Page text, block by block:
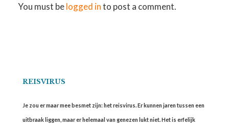
You must belogged into post a comment.
REISVIRUS
Je zou er maar mee besmet zijn: het reisvirus. Er kunnen jaren tussen een
uitbraak liggen, maar er helemaal van genezen lukt niet. Het is erfelijk